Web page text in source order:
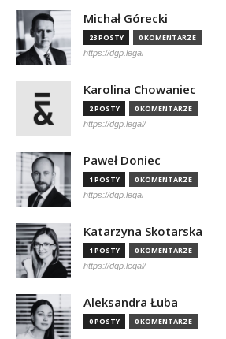
Michał Górecki
23 POSTY 0 KOMENTARZE
https://dgp.legal
Karolina Chowaniec
2 POSTY 0 KOMENTARZE
https://dgp.legal/
Paweł Doniec
1 POSTY 0 KOMENTARZE
https://dgp.legal
Katarzyna Skotarska
1 POSTY 0 KOMENTARZE
https://dgp.legal/
Aleksandra Łuba
0 POSTY 0 KOMENTARZE